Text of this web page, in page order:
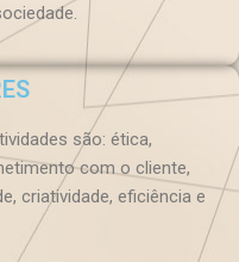
são: ética,
com o cliente,
criatividade, eficiência e